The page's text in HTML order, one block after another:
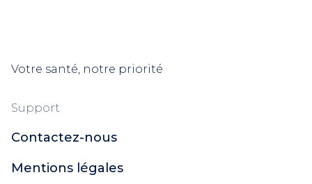
Cooper
Dulcis Health Science
Urgo
Polidis
Votre santé, notre priorité
Support
Contactez-nous
Mentions légales